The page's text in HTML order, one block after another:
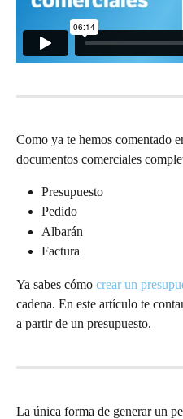
Como ya te hemos comentado
documentos comerciales
Presupuesto
Pedido
Albarán
Factura
Ya sabes cómo crear un
cadena. En este artículo te
a partir de un presupuesto.
La única forma de generar un